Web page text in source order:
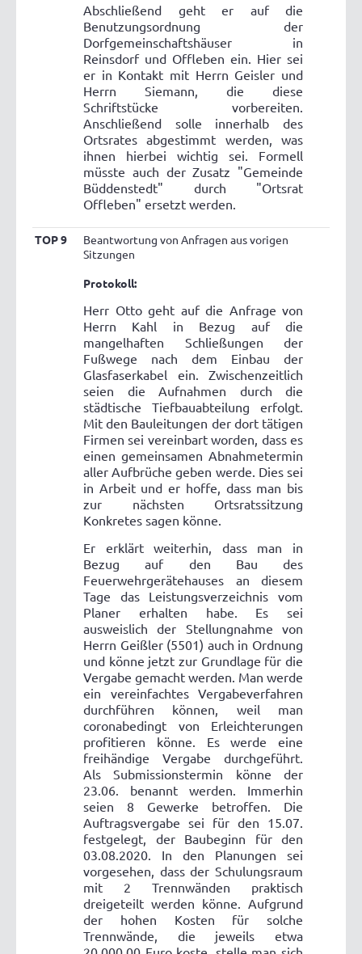
Abschließend geht er auf die
Benutzungsordnung der
Dorfgemeinschaftshäuser in
Reinsdorf und Offleben ein. Hier sei
er in Kontakt mit Herrn Geisler und
Herrn Siemann, die diese
Schriftstücke vorbereiten.
Anschließend solle innerhalb des
Ortsrates abgestimmt werden, was
ihnen hierbei wichtig sei. Formell
müsste auch der Zusatz "Gemeinde
Büddenstedt" durch "Ortsrat
Offleben" ersetzt werden.
TOP 9
Beantwortung von Anfragen aus vorigen
Sitzungen
Protokoll:
Herr Otto geht auf die Anfrage von
Herrn Kahl in Bezug auf die
mangelhaften Schließungen der
Fußwege nach dem Einbau der
Glasfaserkabel ein. Zwischenzeitlich
seien die Aufnahmen durch die
städtische Tiefbauabteilung erfolgt.
Mit den Bauleitungen der dort tätigen
Firmen sei vereinbart worden, dass es
einen gemeinsamen Abnahmetermin
aller Aufbrüche geben werde. Dies sei
in Arbeit und er hoffe, dass man bis
zur nächsten Ortsratssitzung
Konkretes sagen könne.
Er erklärt weiterhin, dass man in
Bezug auf den Bau des
Feuerwehrgerätehauses an diesem
Tage das Leistungsverzeichnis vom
Planer erhalten habe. Es sei
ausweislich der Stellungnahme von
Herrn Geißler (5501) auch in Ordnung
und könne jetzt zur Grundlage für die
Vergabe gemacht werden. Man werde
ein vereinfachtes Vergabeverfahren
durchführen können, weil man
coronabedingt von Erleichterungen
profitieren könne. Es werde eine
freihändige Vergabe durchgeführt.
Als Submissionstermin könne der
23.06. benannt werden. Immerhin
seien 8 Gewerke betroffen. Die
Auftragsvergabe sei für den 15.07.
festgelegt, der Baubeginn für den
03.08.2020. In den Planungen sei
vorgesehen, dass der Schulungsraum
mit 2 Trennwänden praktisch
dreigeteilt werden könne. Aufgrund
der hohen Kosten für solche
Trennwände, die jeweils etwa